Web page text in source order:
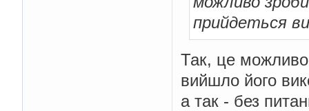
прийдеться
Так, це
вийшло його
а так - без